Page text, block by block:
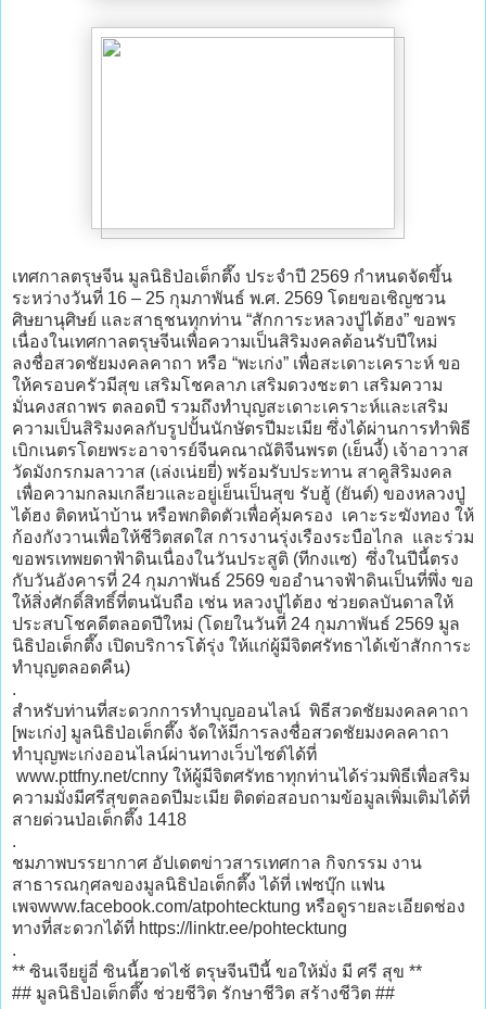
เทศกาลตรุษจีน มูลนิธิป่อเต็กตึ๊ง ประจำปี 2569 กำหนดจัดขึ้น
ระหว่างวันที่ 16 – 25 กุมภาพันธ์ พ.ศ. 2569 โดยขอเชิญชวน
ศิษยานุศิษย์ และสาธุชนทุกท่าน “สักการะหลวงปู่ไต้ฮง” ขอพร
เนื่องในเทศกาลตรุษจีนเพื่อความเป็นสิริมงคลต้อนรับปีใหม่
ลงชื่อสวดชัยมงคลคาถา หรือ “พะเก่ง” เพื่อสะเดาะเคราะห์ ขอ
ให้ครอบครัวมีสุข เสริมโชคลาภ เสริมดวงชะตา เสริมความ
มั่นคงสถาพร ตลอดปี รวมถึงทำบุญสะเดาะเคราะห์และเสริม
ความเป็นสิริมงคลกับรูปปั้นนักษัตรปีมะเมีย ซึ่งได้ผ่านการทำพิธี
เบิกเนตรโดยพระอาจารย์จีนคณาณัติจีนพรต (เย็นงี้) เจ้าอาวาส
วัดมังกรกมลาวาส (เล่งเน่ยยี่) พร้อมรับประทาน สาคูสิริมงคล
เพื่อความกลมเกลียวและอยู่เย็นเป็นสุข รับฮู้ (ยันต์) ของหลวงปู่
ไต้ฮง ติดหน้าบ้าน หรือพกติดตัวเพื่อคุ้มครอง เคาะระฆังทอง ให้
ก้องกังวานเพื่อให้ชีวิตสดใส การงานรุ่งเรืองระบือไกล และร่วม
ขอพรเทพยดาฟ้าดินเนื่องในวันประสูติ (ทีกงแซ) ซึ่งในปีนี้ตรง
กับวันอังคารที่ 24 กุมภาพันธ์ 2569 ขออำนาจฟ้าดินเป็นที่พึ่ง ขอ
ให้สิ่งศักดิ์สิทธิ์ที่ตนนับถือ เช่น หลวงปู่ไต้ฮง ช่วยดลบันดาลให้
ประสบโชคดีตลอดปีใหม่ (โดยในวันที่ 24 กุมภาพันธ์ 2569 มูล
นิธิป่อเต็กตึ๊ง เปิดบริการโต้รุ่ง ให้แก่ผู้มีจิตศรัทธาได้เข้าสักการะ
ทำบุญตลอดคืน)
.
สำหรับท่านที่สะดวกการทำบุญออนไลน์ พิธีสวดชัยมงคลคาถา
[พะเก่ง] มูลนิธิป่อเต็กตึ๊ง จัดให้มีการลงชื่อสวดชัยมงคลคาถา
ทำบุญพะเก่งออนไลน์ผ่านทางเว็บไซต์ได้ที่
www.pttfny.net/cnny ให้ผู้มีจิตศรัทธาทุกท่านได้ร่วมพิธีเพื่อสริม
ความมั่งมีศรีสุขตลอดปีมะเมีย ติดต่อสอบถามข้อมูลเพิ่มเติมได้ที่
สายด่วนป่อเต็กตึ๊ง 1418
.
ชมภาพบรรยากาศ อัปเดตข่าวสารเทศกาล กิจกรรม งาน
สาธารณกุศลของมูลนิธิป่อเต็กตึ๊ง ได้ที่ เฟซบุ๊ก แฟน
เพจwww.facebook.com/atpohtecktung หรือดูรายละเอียดช่อง
ทางที่สะดวกได้ที่ https://linktr.ee/pohtecktung
.
** ซินเจียยู่อี่ ซินนี้ฮวดไช้ ตรุษจีนปีนี้ ขอให้มั่ง มี ศรี สุข **
## มูลนิธิป่อเต็กตึ๊ง ช่วยชีวิต รักษาชีวิต สร้างชีวิต ##